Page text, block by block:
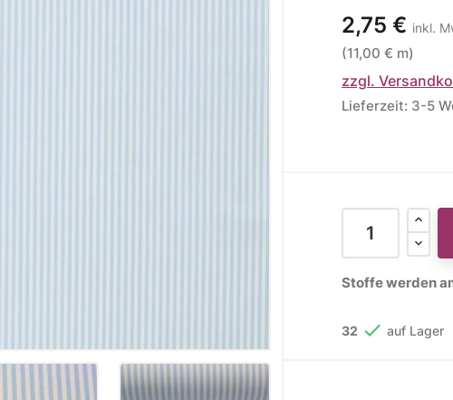
2,75 € inkl.
(11,00 € m)
zzgl.
Lieferzeit: 3-5
Stoffe werden
32  auf Lager